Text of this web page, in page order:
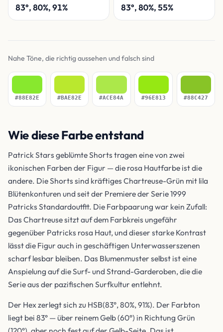
83°, 80%, 91% 83°, 80%, 55%
Nahe Töne, die richtig aussehen und falsch sind
#88E82E #BAE82E #ACE84A #96E813 #88C427
Wie diese Farbe entstand
Patrick Stars geblümte Shorts tragen eine von zwei
ikonischen Farben der Figur — die rosa Hautfarbe ist die
andere. Die Shorts sind kräftiges Chartreuse-Grün mit lila
Blütenkonturen und seit der Premiere der Serie 1999
Patricks Standardoutfit. Die Farbpaarung war kein Zufall:
Das Chartreuse sitzt auf dem Farbkreis ungefähr
gegenüber Patricks rosa Haut, und dieser starke Kontrast
lässt die Figur auch in geschäftigen Unterwasserszenen
scharf lesbar bleiben. Das Blumenmuster selbst ist eine
Anspielung auf die Surf- und Strand-Garderoben, die die
Serie aus der pazifischen Surfkultur entlehnt.
Der Hex zerlegt sich zu HSB(83°, 80%, 91%). Der Farbton
liegt bei 83° — über reinem Gelb (60°) in Richtung Grün